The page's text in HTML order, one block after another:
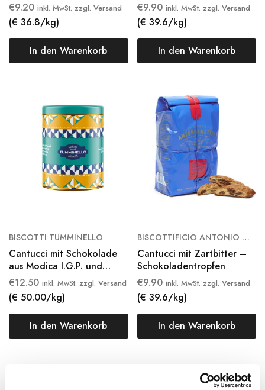
€9.20 inkl. MwSt. zzgl. Versand
(€ 36.8/kg)
In den Warenkorb
€9.90 inkl. MwSt. zzgl. Versand
(€ 39.6/kg)
In den Warenkorb
BISCOTTI TUMMINELLO
Cantucci mit Schokolade
aus Modica I.G.P. und
Mandeln
€12.50 inkl. MwSt. zzgl. Versand
(€ 50.00/kg)
In den Warenkorb
BISCOTTIFICIO ANTONIO MATTEI
Cantucci mit Zartbitter –
Schokoladentropfen
€9.90 inkl. MwSt. zzgl. Versand
(€ 39.6/kg)
In den Warenkorb